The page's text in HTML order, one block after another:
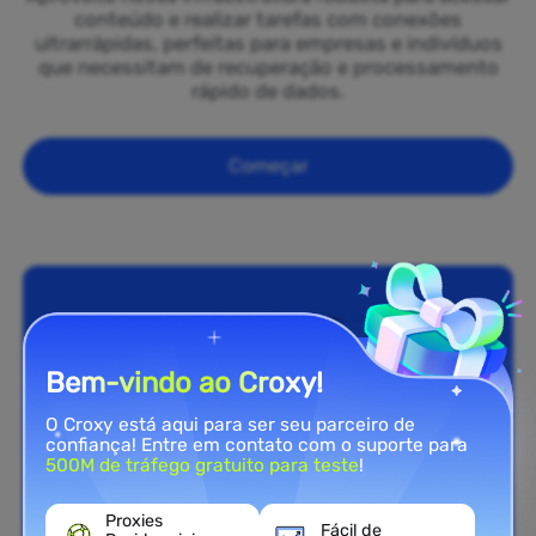
conteúdo e realizar tarefas com conexões
ultrarrápidas, perfeitas para empresas e indivíduos
que necessitam de recuperação e processamento
rápido de dados.
Começar
Bem-vindo ao Croxy!
O Croxy está aqui para ser seu parceiro de
confiança! Entre em contato com o suporte para
500M de tráfego gratuito para teste!
Proxies
Fácil de